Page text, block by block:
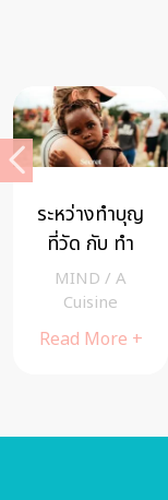
ระหว่างทําบุญ
ที่วัด กับ ทํา
บุญที่สถาน
สงเคราะห์
อย่างไหนได้
MIND / A
Cuisine
Read More +